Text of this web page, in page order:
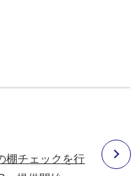
棚チェックを行